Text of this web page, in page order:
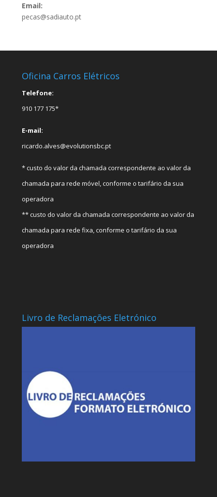
Email:
pecas@sadiauto.pt
Oficina Carros Elétricos
Telefone:
910 177 175*
E-mail:
ricardo.alves@evolutionsbc.pt
* custo do valor da chamada correspondente ao valor da
chamada para rede móvel, conforme o tarifário da sua
operadora
** custo do valor da chamada correspondente ao valor da
chamada para rede fixa, conforme o tarifário da sua
operadora
Livro de Reclamações Eletrónico